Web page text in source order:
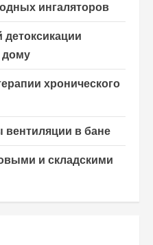
ингаляторов
дому
хронического
вентиляции в бане
и складскими